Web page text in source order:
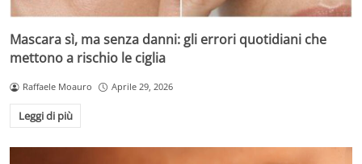
Mascara sì, ma senza danni: gli errori quotidiani che
mettono a rischio le ciglia
Raffaele Moauro Aprile 29, 2026
Leggi di più